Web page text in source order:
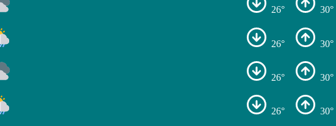
26° 30°
26° 30°
26° 30°
26° 30°